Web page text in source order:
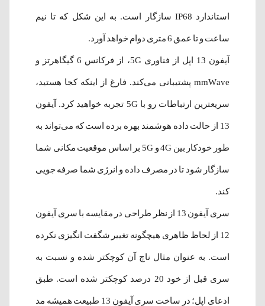
استاندارد IP68 سازگار است. به این شکل که تا نیم
ساعت و تا عمق 6 متری دوام خواهد آورد.
آیفون 13 اپل از فناوری 5G، از فرکانس 6 گیگاهرتز و
mmWave پشتیبانی می‌کند. فارغ از اینکه کجا هستید،
سریعترین ارتباطات رو با 5G تجربه خواهید کرد. آیفون‌
13 از حالت داده هوشمند بهره برده است که می‌تواند به
طور خودکار بین 4G و 5G بر اساس موقعیت مکانی شما
سازگار شود تا در مصرف داده و انرژی شما صرفه جویی
کند.
سری آیفون 13 از نظر طراحی در مقایسه با سری آیفون
12 از لحاظ ظاهری هیچگونه تغییر شگفت انگیزی نکرده
است. به عنوان مثال ناچ آن کوچکتر شده و نسبت به
سری قبل از خود 20 درصد کوچکتر شده است. طبق
ادعای اپل؛ در ساخت سری آیفون 13 طبیعت همیشه مد